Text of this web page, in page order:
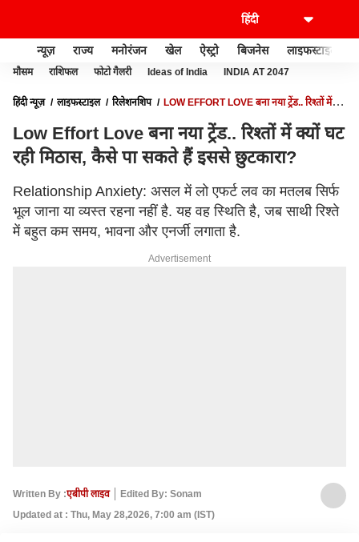
न्यूज़ राज्य मनोरंजन खेल ऐस्ट्रो बिजनेस लाइफस्टाइल
मौसम राशिफल फोटो गैलरी Ideas of India INDIA AT 2047
हिंदी न्यूज़ लाइफस्टाइल रिलेशनशिप
LOW EFFORT LOVE बना नया ट्रेंड.. रिश्तों में
Low Effort Love बना नया ट्रेंड.. रिश्तों में क्यों घट
रही मिठास, कैसे पा सकते हैं इससे छुटकारा?
Relationship Anxiety: असल में लो एफर्ट लव का मतलब सिर्फ
भूल जाना या व्यस्त रहना नहीं है. यह वह स्थिति है, जब साथी रिश्ते
में बहुत कम समय, भावना और एनर्जी लगाता है.
Advertisement
Written By :एबीपी लाइव
Edited By: Sonam
Updated at : Thu, May 28,2026, 7:00 am (IST)